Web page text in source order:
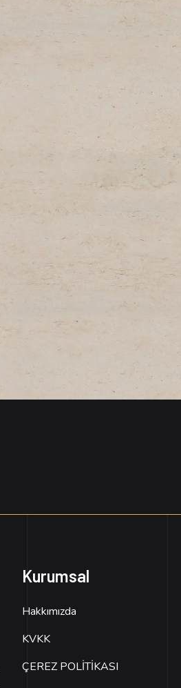
Kurumsal
Hakkımızda
KVKK
ÇEREZ POLİTİKASI